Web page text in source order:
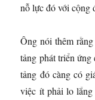
nỗ lực đó với cộng
Ông nói thêm
tảng phát triển ứng
tảng đó càng có
việc ít phải lo